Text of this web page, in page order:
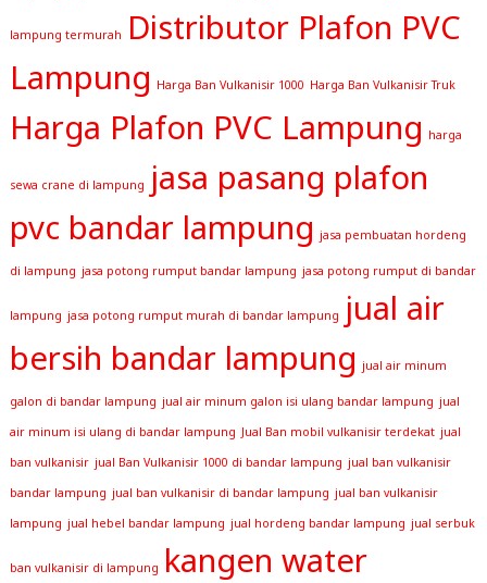
lampung termurah
Distributor Plafon PVC
Lampung Harga Ban Vulkanisir 1000 Harga Ban Vulkanisir Truk
Harga Plafon PVC Lampung harga
sewa crane di lampung
jasa pasang plafon
pvc bandar lampung jasa pembuatan hordeng
di lampung jasa potong rumput bandar lampung jasa potong rumput di bandar
lampung jasa potong rumput murah di bandar lampung
jual air
bersih bandar lampung jual air minum
galon di bandar lampung jual air minum galon isi ulang bandar lampung jual
air minum isi ulang di bandar lampung Jual Ban mobil vulkanisir terdekat jual
ban vulkanisir jual Ban Vulkanisir 1000 di bandar lampung jual ban vulkanisir
bandar lampung jual ban vulkanisir di bandar lampung jual ban vulkanisir
lampung jual hebel bandar lampung jual hordeng bandar lampung jual serbuk
ban vulkanisir di lampung kangen water